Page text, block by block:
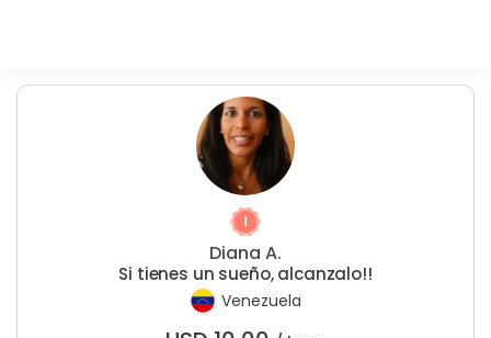
Diana A.
Si tienes un sueño, alcanzalo!!
Venezuela